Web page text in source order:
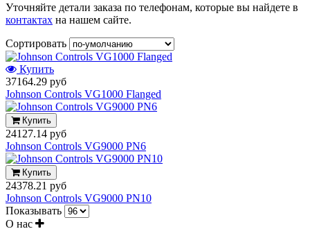
Уточняйте детали заказа по телефонам, которые вы найдете в
контактах на нашем сайте.
Сортировать
Купить
37164.29 руб
Johnson Controls VG1000 Flanged
Купить
24127.14 руб
Johnson Controls VG9000 PN6
Купить
24378.21 руб
Johnson Controls VG9000 PN10
Показывать
О нас